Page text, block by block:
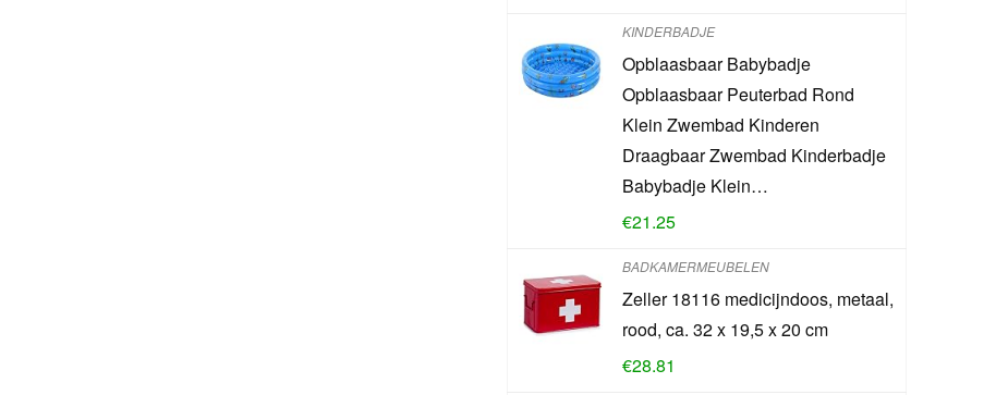
KINDERBADJE
Opblaasbaar Babybadje
Opblaasbaar Peuterbad Rond
Klein Zwembad Kinderen
Draagbaar Zwembad Kinderbadje
Babybadje Klein…
€21.25
BADKAMERMEUBELEN
Zeller 18116 medicijndoos, metaal,
rood, ca. 32 x 19,5 x 20 cm
€28.81